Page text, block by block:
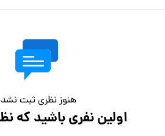
هنوز نظری ثبت
اولین نفری باشید که